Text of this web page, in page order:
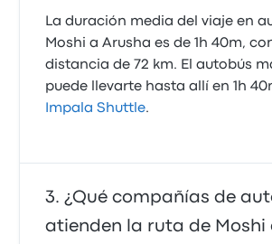
La duración media del viaje en
Moshi a Arusha es de 1h 40m,
distancia de 72 km. El autobús
puede llevarte hasta allí en 1h
Impala Shuttle.
¿Qué compañías de
atienden la ruta de Moshi